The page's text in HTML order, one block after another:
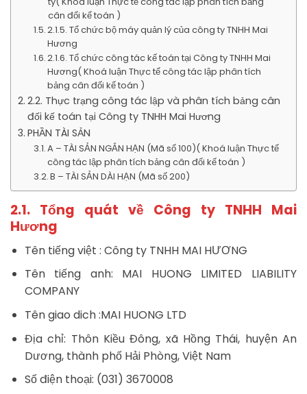
cân đối kế toán )
2.1.5. Tổ chức bộ máy quản lý của công ty TNHH Mai
Hương
2.1.6. Tổ chức công tác kế toán tại Công ty TNHH Mai
Hương( Khoá luận Thực tế công tác lập phân tích
bảng cân đối kế toán )
2.2. Thực trạng công tác lập và phân tích bảng cân
đối kế toán tại Công ty TNHH Mai Hương
PHẦN TÀI SẢN
A – TÀI SẢN NGẮN HẠN (Mã số 100)( Khoá luận Thực tế
công tác lập phân tích bảng cân đối kế toán )
B – TÀI SẢN DÀI HẠN (Mã số 200)
2.1. Tổng quát về Công ty TNHH Mai
Hương
Tên tiếng việt : Công ty TNHH MAI HƯƠNG
Tên tiếng anh: MAI HUONG LIMITED LIABILITY
COMPANY
Tên giao dich :MAI HUONG LTD
Địa chỉ: Thôn Kiều Đông, xã Hồng Thái, huyện An
Dương, thành phố Hải Phòng, Việt Nam
Số điện thoại: (031) 3670008